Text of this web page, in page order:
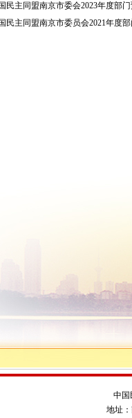
民主同盟南京市委会2023年度部
民主同盟南京市委员会2021年度
中国
地址